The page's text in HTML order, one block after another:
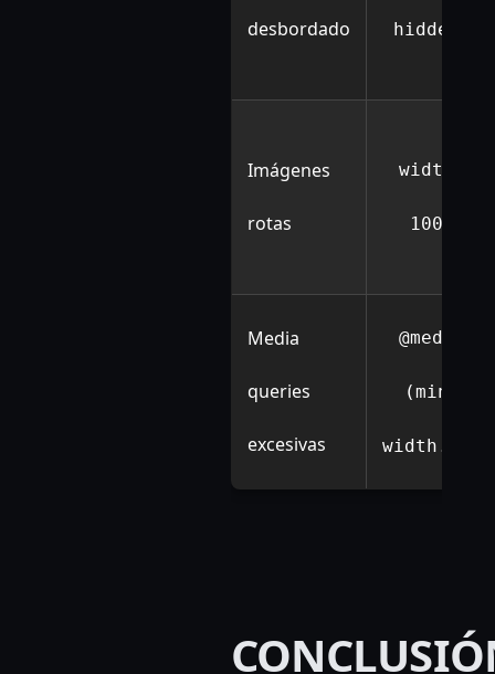
desbordado hidden;
Imágenes
rotas
width:
100%
Media
queries
excesivas
@media
(min-
width...)